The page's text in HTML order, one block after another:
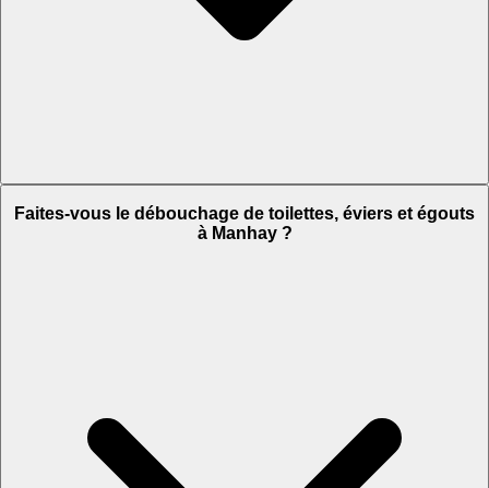
Faites-vous le débouchage de toilettes, éviers et égouts
à Manhay ?